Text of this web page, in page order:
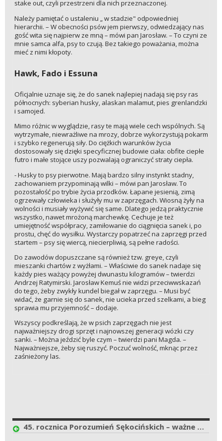
stake out, czyli przestrzeni dla nich przeznaczonej.
Należy pamiętać o ustaleniu „ w stadzie" odpowiedniej
hierarchii. – W obecności psów jem pierwszy, odwiedzający nas
gość wita się najpierw ze mną – mówi pan Jarosław. – To czyni ze
mnie samca alfa, psy to czują. Bez takiego poważania, można
mieć z nimi kłopoty.
Hawk, Fado i Essuna
Oficjalnie uznaje się, że do sanek najlepiej nadają się psy ras
północnych: syberian husky, alaskan malamut, pies grenlandzki
i samojed.
Mimo różnic w wyglądzie, rasy te mają wiele cech wspólnych. Są
wytrzymałe, niewrażliwe na mrozy, dobrze wykorzystują pokarm
i szybko regenerują siły. Do ciężkich warunków życia
dostosowały się dzięki specyficznej budowie ciała: obfite ciepłe
futro i małe stojące uszy pozwalają ograniczyć straty ciepła.
- Husky to psy pierwotne. Mają bardzo silny instynkt stadny,
zachowaniem przypominają wilki – mówi pan Jarosław. To
pozostałość po trybie życia przodków. Łapane jesienią, zimą
ogrzewały człowieka i służyły mu w zaprzęgach. Wiosną żyły na
wolności i musiały wyżywić się same. Dlatego jedzą praktycznie
wszystko, nawet mrożoną marchewkę. Cechuje je też
umiejętność współpracy, zamiłowanie do ciągnięcia sanek i, po
prostu, chęć do wysiłku. Wystarczy popatrzeć na zaprzęgi przed
startem – psy się wiercą, niecierpliwią, są pełne radości.
Do zawodów dopuszczane są również tzw. greye, czyli
mieszanki chartów z wyżłami. – Właściwie do sanek nadaje się
każdy pies ważący powyżej dwunastu kilogramów – twierdzi
Andrzej Ratymirski. Jarosław Kemuś nie widzi przeciwwskazań
do tego, żeby zwykły kundel biegał w zaprzęgu. – Musi być
widać, że garnie się do sanek, nie ucieka przed szelkami, a bieg
sprawia mu przyjemność – dodaje.
Wszyscy podkreślają, że w psich zaprzęgach nie jest
najważniejszy drogi sprzęt i najnowszej generacji wózki czy
sanki. – Można jeździć byle czym – twierdzi pani Magda. –
Najważniejsze, żeby się ruszyć. Poczuć wolność, mknąc przez
zaśnieżony las.
45. rocznica Porozumień Sękocińskich – ważne wydarzenie dla leśników